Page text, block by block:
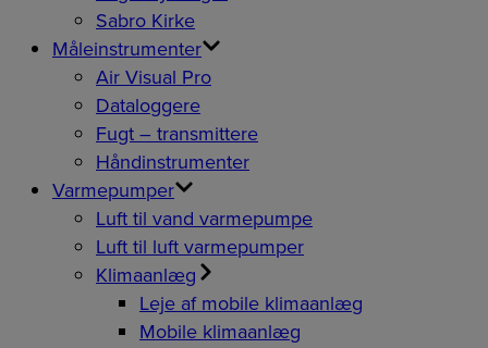
Sabro Kirke
Måleinstrumenter
Air Visual Pro
Dataloggere
Fugt – transmittere
Håndinstrumenter
Varmepumper
Luft til vand varmepumpe
Luft til luft varmepumper
Klimaanlæg
Leje af mobile klimaanlæg
Mobile klimaanlæg